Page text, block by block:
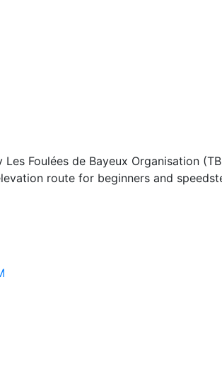
Foulées de Bayeux Organisation
route for beginners and